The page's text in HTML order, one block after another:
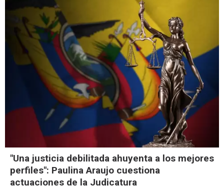
"Una justicia debilitada ahuyenta a los mejores
perfiles": Paulina Araujo cuestiona
actuaciones de la Judicatura